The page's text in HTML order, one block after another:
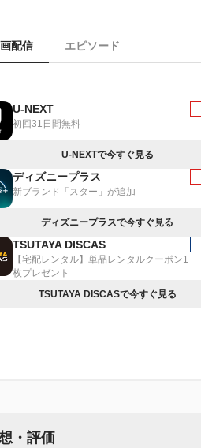
配信 エピソード
U-NEXT
初回31日間無料
U-NEXTで今すぐ見る
ディズニープラス
新ブランド「スター」が追加
ディズニープラスで今すぐ見る
TSUTAYA DISCAS
【宅配レンタル】単品レンタルクーポン1
枚プレゼント
TSUTAYA DISCASで今すぐ見る
・評価